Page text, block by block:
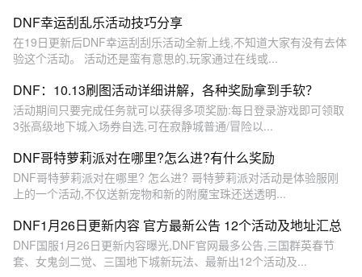
DNF幸运刮乱乐活动技巧分享
在19日更新后DNF幸运刮刮乐活动全新上线,不知道大家有没有去体
验这个活动。 活动还是蛮有意思的,玩家通过在线或...
DNF：10.13刷图活动详细讲解，各种奖励拿到手软？
活动期间只要完成任务就可以获得多项奖励:每日登录游戏即可领取
3张高级地下城入场券自选,可在寂静城普通/冒险以...
DNF哥特萝莉派对在哪里?怎么进?有什么奖励
DNF哥特萝莉派对在哪里? 怎么进? 哥特萝莉派对活动是体验服刚
上的一个活动,不仅送新宠物和新的附魔宝珠还送透明...
DNF1月26日更新内容 官方最新公告 12个活动及地址汇总
DNF国服1月26日更新内容曝光,DNF官网最多公告,三国群英春节
套、女鬼剑二觉、三国地下城新玩法、最新出12个活动及...